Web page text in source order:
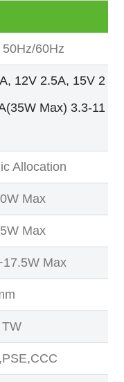
60Hz
12V 2.5A, 15V 2
Max) 3.3-11
Allocation
Max
Max
Max